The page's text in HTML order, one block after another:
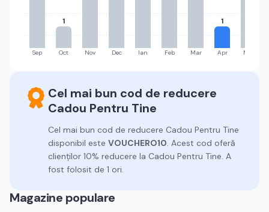
Sep
1
Oct Nov Dec Ian Feb Mar
1
Apr Mai
Cel mai bun cod de reducere
Cadou Pentru Tine
Cel mai bun cod de reducere Cadou Pentru Tine
disponibil este VOUCHERO10. Acest cod oferă
clienților 10% reducere la Cadou Pentru Tine. A
fost folosit de 1 ori.
Magazine populare